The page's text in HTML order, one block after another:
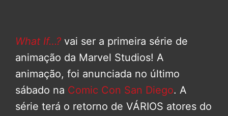
What If…? vai ser a primeira série de
animação da Marvel Studios! A
animação, foi anunciada no último
sábado na Comic Con San Diego. A
série terá o retorno de VÁRIOS atores do